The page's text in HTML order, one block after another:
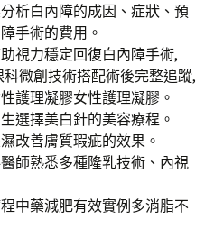
析白內障的成因、症狀、預
手術的費用。
視力穩定回復白內障手術,
微創技術搭配術後完整追蹤,
護理凝膠女性護理凝膠。
選擇美白針的美容療程。
改善膚質瑕疵的效果。
師熟悉多種隆乳技術、內視
中藥減肥有效實例多消脂不